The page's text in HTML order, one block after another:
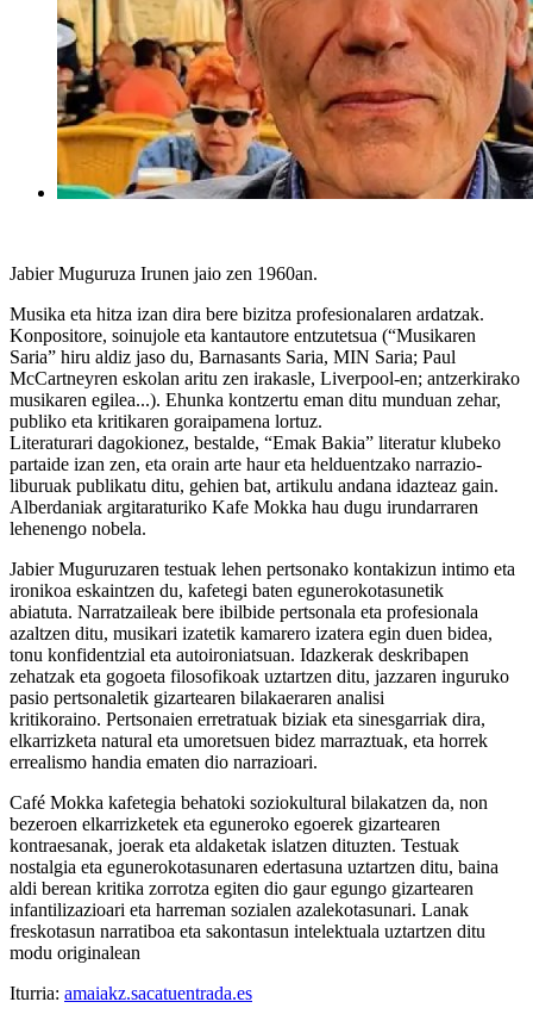
Jabier Muguruza Irunen jaio zen 1960an.
Musika eta hitza izan dira bere bizitza profesionalaren ardatzak.
Konpositore, soinujole eta kantautore entzutetsua (“Musikaren
Saria” hiru aldiz jaso du, Barnasants Saria, MIN Saria; Paul
McCartneyren eskolan aritu zen irakasle, Liverpool-en; antzerkirako
musikaren egilea...). Ehunka kontzertu eman ditu munduan zehar,
publiko eta kritikaren goraipamena lortuz.
Literaturari dagokionez, bestalde, “Emak Bakia” literatur klubeko
partaide izan zen, eta orain arte haur eta helduentzako narrazio-
liburuak publikatu ditu, gehien bat, artikulu andana idazteaz gain.
Alberdaniak argitaraturiko Kafe Mokka hau dugu irundarraren
lehenengo nobela.
Jabier Muguruzaren testuak lehen pertsonako kontakizun intimo eta
ironikoa eskaintzen du, kafetegi baten egunerokotasunetik
abiatuta. Narratzaileak bere ibilbide pertsonala eta profesionala
azaltzen ditu, musikari izatetik kamarero izatera egin duen bidea,
tonu konfidentzial eta autoironiatsuan. Idazkerak deskribapen
zehatzak eta gogoeta filosofikoak uztartzen ditu, jazzaren inguruko
pasio pertsonaletik gizartearen bilakaeraren analisi
kritikoraino. Pertsonaien erretratuak biziak eta sinesgarriak dira,
elkarrizketa natural eta umoretsuen bidez marraztuak, eta horrek
errealismo handia ematen dio narrazioari.
Café Mokka kafetegia behatoki soziokultural bilakatzen da, non
bezeroen elkarrizketek eta eguneroko egoerek gizartearen
kontraesanak, joerak eta aldaketak islatzen dituzten. Testuak
nostalgia eta egunerokotasunaren edertasuna uztartzen ditu, baina
aldi berean kritika zorrotza egiten dio gaur egungo gizartearen
infantilizazioari eta harreman sozialen azalekotasunari. Lanak
freskotasun narratiboa eta sakontasun intelektuala uztartzen ditu
modu originalean
Iturria: amaiakz.sacatuentrada.es